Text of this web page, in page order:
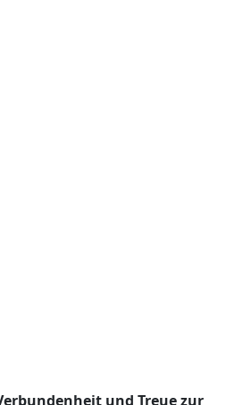
und Treue zur